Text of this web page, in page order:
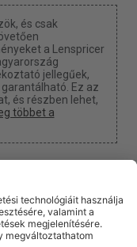
és csak
a Lenspricer
jellegűek,
Ez az
és részben lehet,
többet a